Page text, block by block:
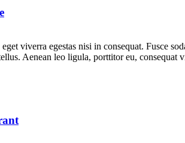
viverra egestas nisi in consequat. Fusce
Aenean leo ligula, porttitor eu,